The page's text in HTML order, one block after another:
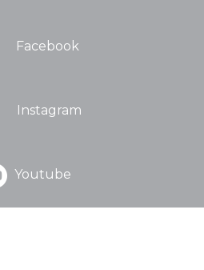
Facebook
Instagram
Youtube